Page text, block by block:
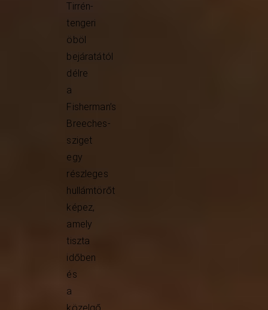
Tirrén-
tengeri
öböl
bejáratától
délre
a
Fisherman’s
Breeches-
sziget
egy
részleges
hullámtörőt
képez,
amely
tiszta
időben
és
a